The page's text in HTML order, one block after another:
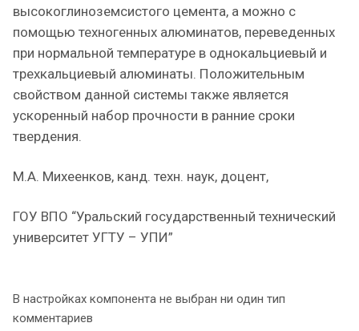
высокоглиноземсистого цемента, а можно с
помощью техногенных алюминатов, переведенных
при нормальной температуре в однокальциевый и
трехкальциевый алюминаты. Положительным
свойством данной системы также является
ускоренный набор прочности в ранние сроки
твердения.
М.А. Михеенков, канд. техн. наук, доцент,
ГОУ ВПО “Уральский государственный технический
университет УГТУ – УПИ”
В настройках компонента не выбран ни один тип
комментариев